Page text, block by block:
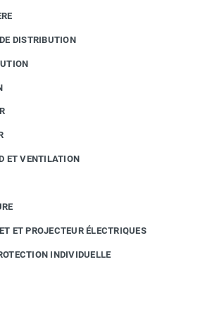
DISTRIBUTION
ET VENTILATION
ET PROJECTEUR ÉLECTRIQUES
INDIVIDUELLE